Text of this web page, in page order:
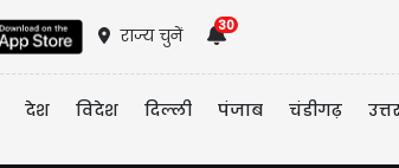
राज्य चुनें
30
देश विदेश दिल्ली पंजाब चंडीगढ़